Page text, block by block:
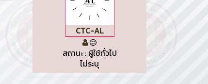
CTC-AL
สถานะ : ผู้ใช้ทั่วไป
ไม่ระบุ